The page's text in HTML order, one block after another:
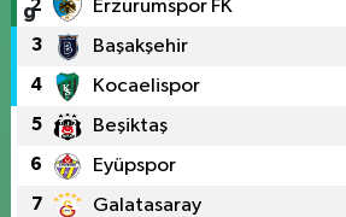
2 Erzurumspor FK
3 Başakşehir
4 Kocaelispor
5 Beşiktaş
6 Eyüpspor
7 Galatasaray